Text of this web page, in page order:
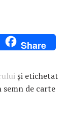
Share
și etichetat
semn de carte